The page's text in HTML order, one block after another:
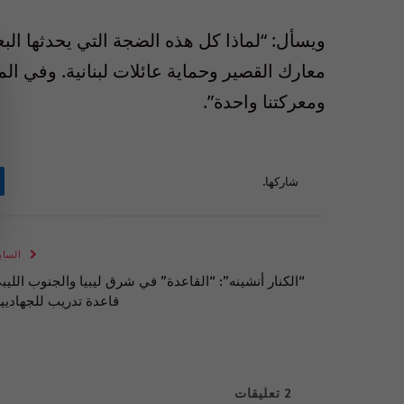
ويسأل: “لماذا كل هذه الضجة التي
معارك القصير وحماية عائلات لبنانية. وفي
ومعركتنا واحدة”.
شاركها.
“الكنار أنشينه”: “القاعدة” في شرق ليبيا والجنوب
قاعدة تدريب
2 تعليقات